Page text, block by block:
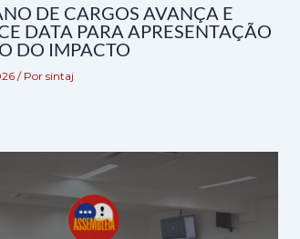
DE CARGOS AVANÇA E
DATA PARA APRESENTAÇÃO
DO IMPACTO
/ Por sintaj